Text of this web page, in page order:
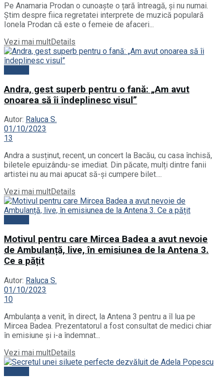
Pe Anamaria Prodan o cunoaște o țară întreagă, și nu numai.
Știm despre fiica regretatei interprete de muzică populară
Ionela Prodan că este o femeie de afaceri...
Vezi mai multDetails
Andra, gest superb pentru o fană: „Am avut
onoarea să îi îndeplinesc visul”
Autor: Raluca S.
01/10/2023
13
Andra a susținut, recent, un concert la Bacău, cu casa închisă,
biletele epuizându-se imediat. Din păcate, mulți dintre fanii
artistei nu au mai apucat să-și cumpere bilet....
Vezi mai multDetails
Motivul pentru care Mircea Badea a avut nevoie
de Ambulanță, live, în emisiunea de la Antena 3.
Ce a pățit
Autor: Raluca S.
01/10/2023
10
Ambulanța a venit, în direct, la Antena 3 pentru a îl lua pe
Mircea Badea. Prezentatorul a fost consultat de medici chiar
în emisiune și i-a îndemnat...
Vezi mai multDetails